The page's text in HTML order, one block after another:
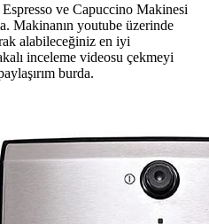
ve Capuccino Makinesi
Makinanın youtube üzerinde
alabileceğiniz en iyi
inceleme videosu çekmeyi
burda.